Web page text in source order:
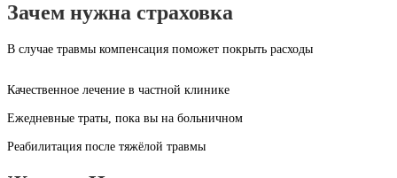
Зачем нужна страховка
В случае травмы компенсация поможет покрыть расходы
Качественное лечение в частной клинике
Ежедневные траты, пока вы на больничном
Реабилитация после тяжёлой травмы